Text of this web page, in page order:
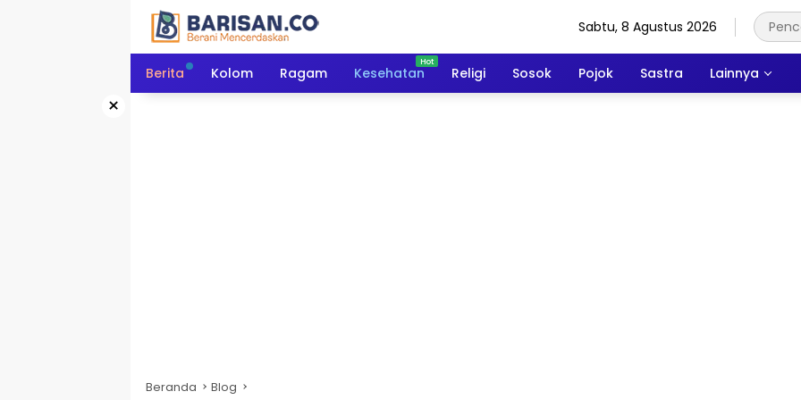
Sabtu, 8 Agustus 2026
Berita Kolom Ragam Kesehatan Religi Sosok Pojok Sastra Lainnya
×
Beranda Blog